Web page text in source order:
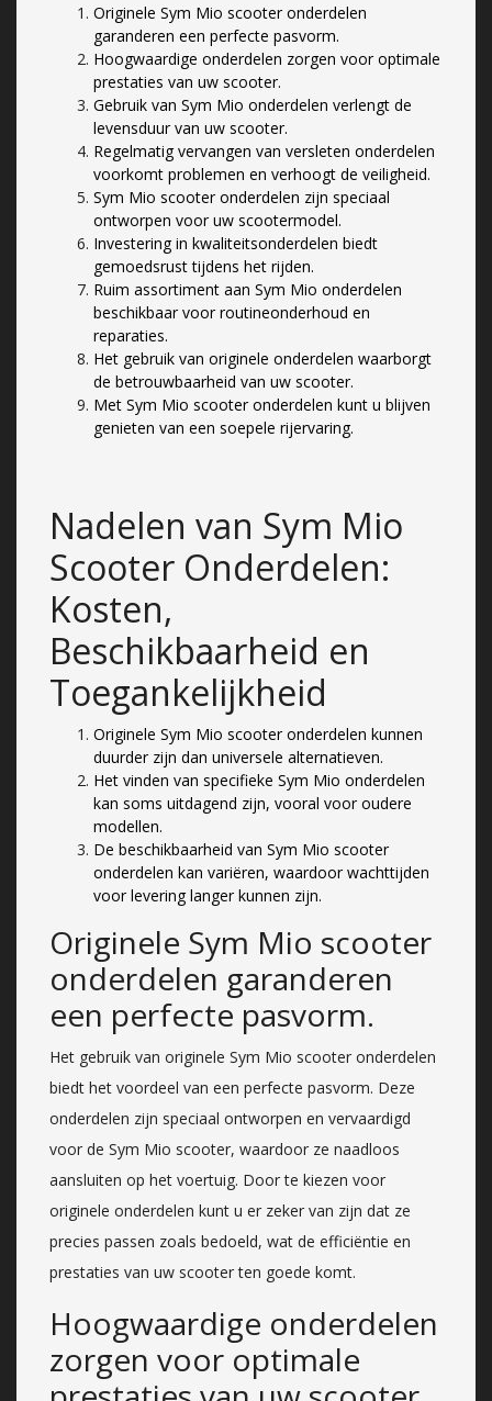
Originele Sym Mio scooter onderdelen
garanderen een perfecte pasvorm.
Hoogwaardige onderdelen zorgen voor optimale
prestaties van uw scooter.
Gebruik van Sym Mio onderdelen verlengt de
levensduur van uw scooter.
Regelmatig vervangen van versleten onderdelen
voorkomt problemen en verhoogt de veiligheid.
Sym Mio scooter onderdelen zijn speciaal
ontworpen voor uw scootermodel.
Investering in kwaliteitsonderdelen biedt
gemoedsrust tijdens het rijden.
Ruim assortiment aan Sym Mio onderdelen
beschikbaar voor routineonderhoud en
reparaties.
Het gebruik van originele onderdelen waarborgt
de betrouwbaarheid van uw scooter.
Met Sym Mio scooter onderdelen kunt u blijven
genieten van een soepele rijervaring.
Nadelen van Sym Mio
Scooter Onderdelen:
Kosten,
Beschikbaarheid en
Toegankelijkheid
Originele Sym Mio scooter onderdelen kunnen
duurder zijn dan universele alternatieven.
Het vinden van specifieke Sym Mio onderdelen
kan soms uitdagend zijn, vooral voor oudere
modellen.
De beschikbaarheid van Sym Mio scooter
onderdelen kan variëren, waardoor wachttijden
voor levering langer kunnen zijn.
Originele Sym Mio scooter
onderdelen garanderen
een perfecte pasvorm.
Het gebruik van originele Sym Mio scooter onderdelen
biedt het voordeel van een perfecte pasvorm. Deze
onderdelen zijn speciaal ontworpen en vervaardigd
voor de Sym Mio scooter, waardoor ze naadloos
aansluiten op het voertuig. Door te kiezen voor
originele onderdelen kunt u er zeker van zijn dat ze
precies passen zoals bedoeld, wat de efficiëntie en
prestaties van uw scooter ten goede komt.
Hoogwaardige onderdelen
zorgen voor optimale